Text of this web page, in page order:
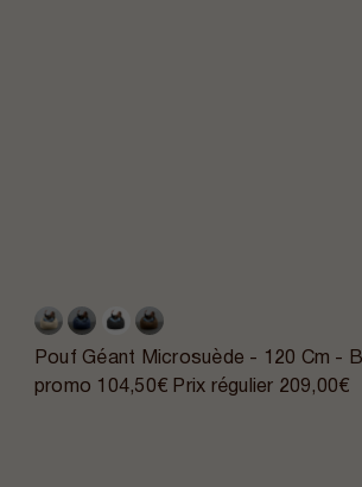
Pouf Géant Microsuède - 120 Cm -
promo
104,50€ Prix régulier 209,00€